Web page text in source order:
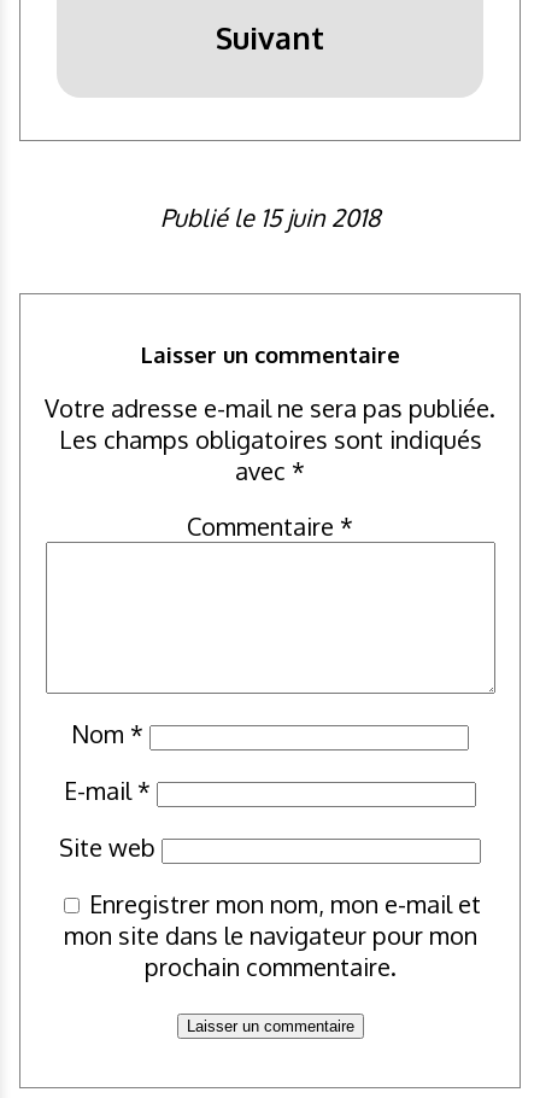
Suivant
Publié le 15 juin 2018
Laisser un commentaire
Votre adresse e-mail ne sera pas publiée.
Les champs obligatoires sont indiqués
avec *
Commentaire *
Nom *
E-mail*
Site web
Enregistrer mon nom, mon e-mail et
mon site dans le navigateur pour mon
prochain commentaire.